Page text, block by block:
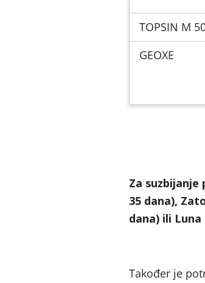
TOPSIN M
GEOXE
Za
35 dana),
dana) ili Luna
Također je